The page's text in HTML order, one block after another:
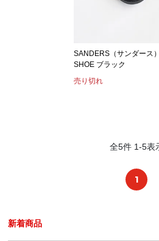
SANDERS（サンダース
SHOE ブラック
売り切れ
全5件 1-5表
1
新着商品